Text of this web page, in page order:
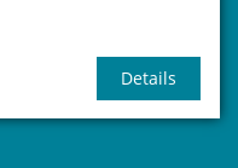
Details